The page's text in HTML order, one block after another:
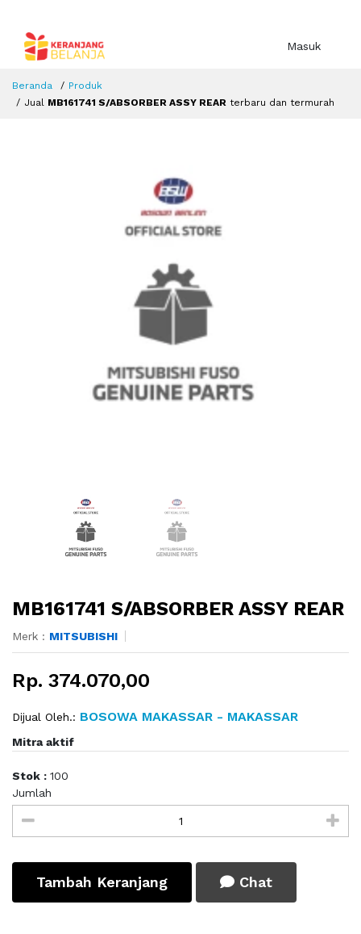
Masuk
Beranda
Produk
Jual MB161741 S/ABSORBER ASSY REAR terbaru dan termurah
MB161741 S/ABSORBER ASSY REAR
Merk : MITSUBISHI
Rp. 374.070,00
Dijual Oleh.: BOSOWA MAKASSAR - MAKASSAR
Mitra aktif
Stok : 100
Jumlah
Tambah Keranjang Chat